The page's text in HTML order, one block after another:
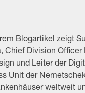
Blogartikel zeigt
Chief Division Officer
und Leiter der
Unit der
weltweit